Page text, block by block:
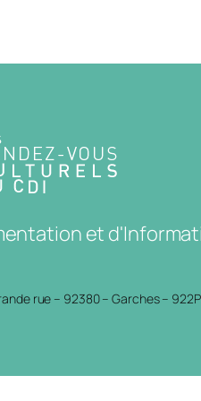
et
rue – 92380 – Garches –